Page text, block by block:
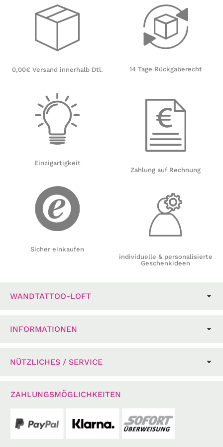
0,00€ Versand innerhalb Dtl.
Einzigartigkeit
Sicher einkaufen
14 Tage Rückgaberecht
Zahlung auf Rechnung
individuelle & personalisierte
Geschenkideen
WANDTATTOO-LOFT
INFORMATIONEN
NÜTZLICHES / SERVICE
ZAHLUNGSMÖGLICHKEITEN